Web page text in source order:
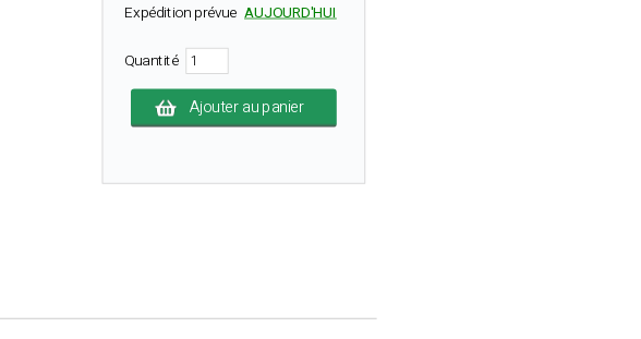
Expédition prévue AUJOURD'HUI
Quantité
Ajouter au panier